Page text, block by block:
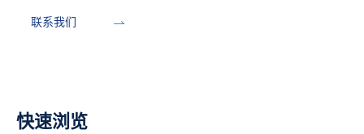
联系我们
快速浏览